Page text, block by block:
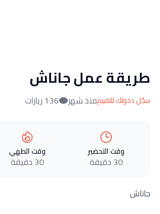
طريقة عمل جاناش
سجّل دخولك للتقييممنذ شهر 136 زيارات
وقت التحضير
30 دقيقة
وقت الطهي
30 دقيقة
جاناش